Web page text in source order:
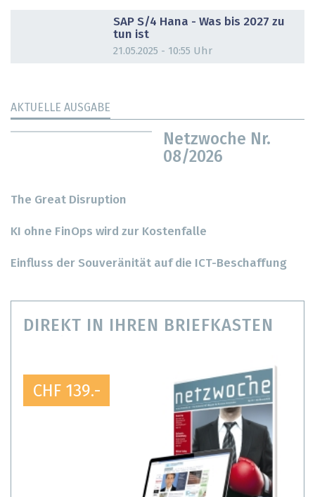
SAP S/4 Hana - Was bis 2027 zu
tun ist
21.05.2025 - 10:55 Uhr
AKTUELLE AUSGABE
Netzwoche Nr.
08/2026
The Great Disruption
KI ohne FinOps wird zur Kostenfalle
Einfluss der Souveränität auf die ICT-Beschaffung
DIREKT IN IHREN BRIEFKASTEN
CHF 139.-